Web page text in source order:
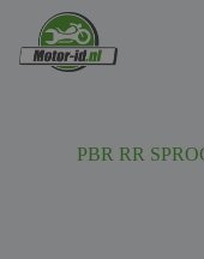
PBR RR